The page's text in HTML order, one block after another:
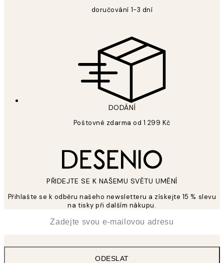
doručování 1-3 dní
DODÁNÍ
Poštovné zdarma od 1 299 Kč
PŘIDEJTE SE K NAŠEMU SVĚTU UMĚNÍ
Přihlašte se k odběru našeho newsletteru a získejte 15 % slevu
na tisky při dalším nákupu.
ODESLAT